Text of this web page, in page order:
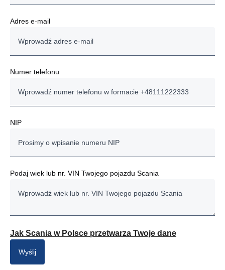
Adres e-mail
Numer telefonu
NIP
Podaj wiek lub nr. VIN Twojego pojazdu Scania
Jak Scania w Polsce przetwarza Twoje dane
Wyślij